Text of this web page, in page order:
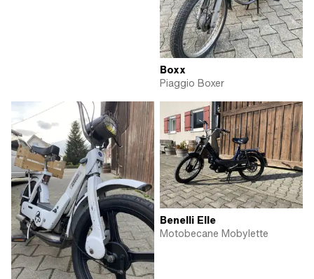
Boxx
Piaggio Boxer
Benelli Elle
Motobecane Mobylette